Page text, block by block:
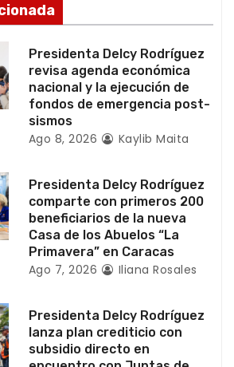
Presidenta Delcy Rodríguez
revisa agenda económica
nacional y la ejecución de
fondos de emergencia post-
sismos
Ago 8, 2026 Kaylib Maita
Presidenta Delcy Rodríguez
comparte con primeros 200
beneficiarios de la nueva
Casa de los Abuelos “La
Primavera” en Caracas
Ago 7, 2026 Iliana Rosales
Presidenta Delcy Rodríguez
lanza plan crediticio con
subsidio directo en